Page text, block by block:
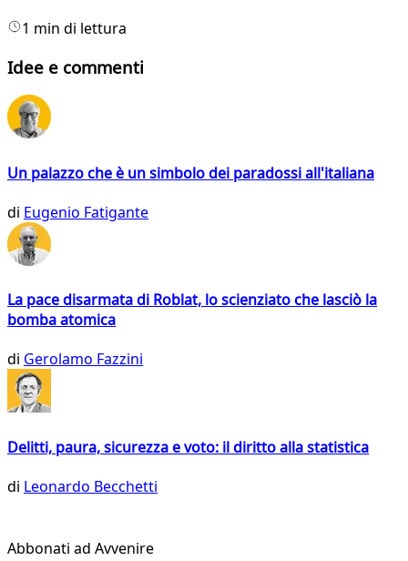
1 min di lettura
Idee e commenti
Un palazzo che è un simbolo dei paradossi all'italiana
di Eugenio Fatigante
La pace disarmata di Roblat, lo scienziato che lasciò la
bomba atomica
di Gerolamo Fazzini
Delitti, paura, sicurezza e voto: il diritto alla statistica
di Leonardo Becchetti
Abbonati ad Avvenire